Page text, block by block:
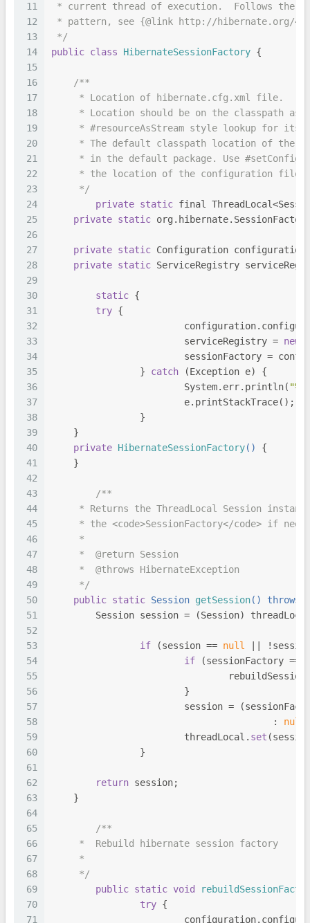
11
12
13
14
15
16
17
18
19
20
21
22
23
24
25
26
27
28
29
30
31
32
33
34
35
36
37
38
39
40
41
42
43
44
45
46
47
48
49
50
51
52
53
54
55
56
57
58
59
60
61
62
63
64
65
66
67
68
69
70
71
* current thread of execution.  Follows the
* pattern, see {@link http://hibernate.org/
*/
public class HibernateSessionFactory {
/**
     * Location of hibernate.cfg.xml file.
* Location should be on the classpath
* #resourceAsStream style lookup for its
* The default classpath location of the
* in the default package. Use
* the location of the configuration
     */
private static final
private static
private static Configuration
private static ServiceRegistry
static {
try {
			serviceRegistry =
new
sessionFactory =
		}
catch (Exception e) {
			System.err.println(
			e.printStackTrace();
		}
    }
private HibernateSessionFactory()
{
    }
/**
* Returns the ThreadLocal Session
* the <code>SessionFactory</code> if
     *
     *  @return Session
     *  @throws HibernateException
     */
public static Session getSession() throws
Session session = (Session)
if (session == null
||
if (sessionFactory ==
			}
session =
					:
null
			threadLocal.
set
		}
return session;
    }
/**
     *  Rebuild hibernate session factory
     *
     */
public static void
try {